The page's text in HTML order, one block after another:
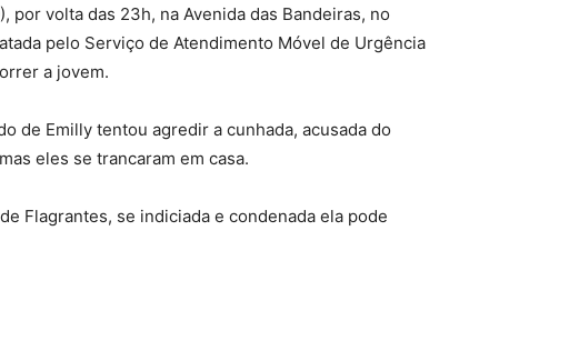
volta das 23h, na Avenida das Bandeiras, no
pelo Serviço de Atendimento Móvel de Urgência
a jovem.
de Emilly tentou agredir a cunhada, acusada do
eles se trancaram em casa.
Flagrantes, se indiciada e condenada ela pode